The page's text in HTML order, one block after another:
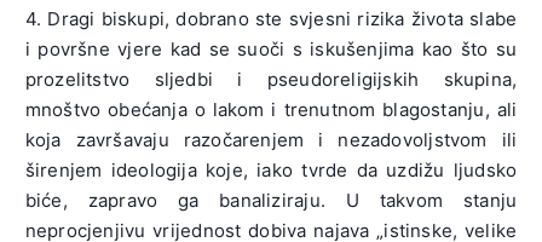
4. Dragi biskupi, dobrano ste svjesni rizika života slabe
i površne vjere kad se suoči s iskušenjima kao što su
prozelitstvo sljedbi i pseudoreligijskih skupina,
mnoštvo obećanja o lakom i trenutnom blagostanju, ali
koja završavaju razočarenjem i nezadovoljstvom ili
širenjem ideologija koje, iako tvrde da uzdižu ljudsko
biće, zapravo ga banaliziraju. U takvom stanju
neprocjenjivu vrijednost dobiva najava „istinske, velike